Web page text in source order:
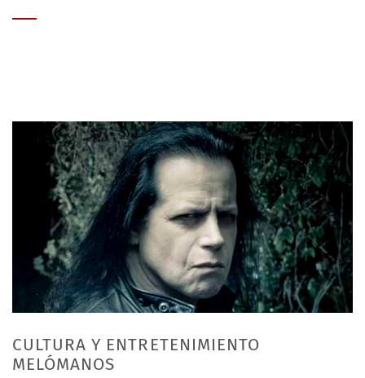
CULTURA Y ENTRETENIMIENTO
MELÓMANOS